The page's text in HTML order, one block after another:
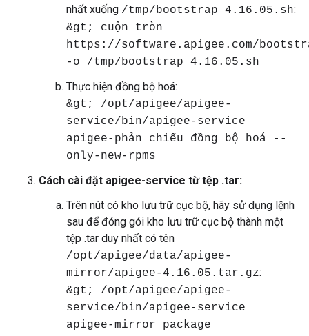
nhất xuống /tmp/bootstrap_4.16.05.sh:
&gt; cuộn tròn
https://software.apigee.com/
-o /tmp/bootstrap_4.16.05.sh
Thực hiện đồng bộ hoá:
&gt; /opt/apigee/apigee-
service/bin/apigee-service
apigee-phản chiếu đồng bộ hoá --
only-new-rpms
Cách cài đặt apigee-service từ tệp .tar:
Trên nút có kho lưu trữ cục bộ, hãy sử dụng lệnh
sau để đóng gói kho lưu trữ cục bộ thành một
tệp .tar duy nhất có tên
/opt/apigee/data/apigee-
mirror/apigee-4.16.05.tar.gz:
&gt; /opt/apigee/apigee-
service/bin/apigee-service
apigee-mirror package